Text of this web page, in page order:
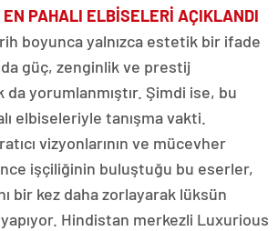
EN PAHALI ELBİSELERİ AÇIKLANDI
boyunca yalnızca estetik bir ifade
güç, zenginlik ve prestij
yorumlanmıştır. Şimdi ise, bu
elbiseleriyle tanışma vakti.
vizyonlarının ve mücevher
işçiliğinin buluştuğu bu eserler,
bir kez daha zorlayarak lüksün
yapıyor. Hindistan merkezli Luxurious